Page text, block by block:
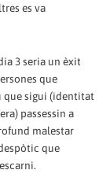
es va
3 seria un èxit
que
que sigui (identitat
passessin a
malestar
que